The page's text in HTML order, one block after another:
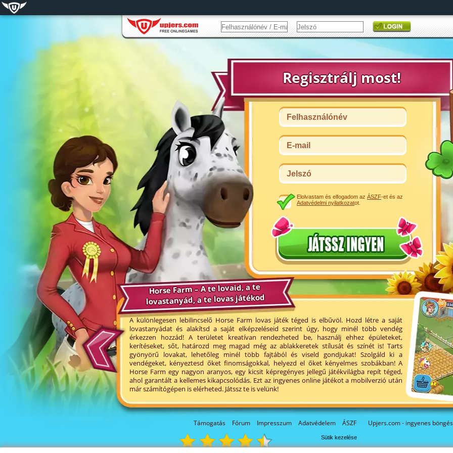
Támogatás Fórum Impresszum Adatvédelem ÁSZF Upjers.com - ingyenes
Sütik kezelése
Horse Farm – A te lovaid, a te
lovastanyád, a te lovas játékod
A különlegesen lebilincselő Horse Farm lovas játék téged is elbűvöl. Hozd létre a saját
lovastanyádat és alakítsd a saját elképzeléseid szerint úgy, hogy minél több vendég
érkezzen hozzád! A területet kreatívan rendezheted be, használj ehhez épületeket,
kerítéseket, sőt, határozd meg magad még az ablakkeretek stílusát és színét is! Tarts
gyönyörű lovakat, lehetőleg minél több fajtából és viseld gondjukat! Szolgáld ki a
vendégeket, kényeztesd őket finomságokkal, helyezd el őket kényelmes szobákban! A
Horse Farm egy nagyon aranyos, egy kicsit képregényes jellegű játékvilágba repít téged,
ahol garantált a kellemes kikapcsolódás. Ezt az ingyenes online játékot a mobilverzió után
már számítógépen is elérheted. Játssz te is velünk!
Elolvastam és elfogadom az ÁSZF-et és az
Adatvédelmi nyilatkozatot.